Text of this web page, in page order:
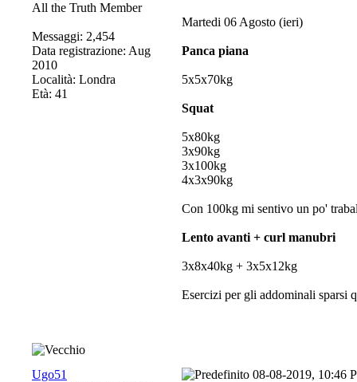
All the Truth Member
Messaggi: 2,454
Data registrazione: Aug
2010
Località: Londra
Età: 41
Martedi 06 Agosto (ieri)
Panca piana
5x5x70kg
Squat
5x80kg
3x90kg
3x100kg
4x3x90kg
Con 100kg mi sentivo un po'
Lento avanti + curl manubri
3x8x40kg + 3x5x12kg
Esercizi per gli addominali sparsi
Ugo51 08-08-2019, 10:46